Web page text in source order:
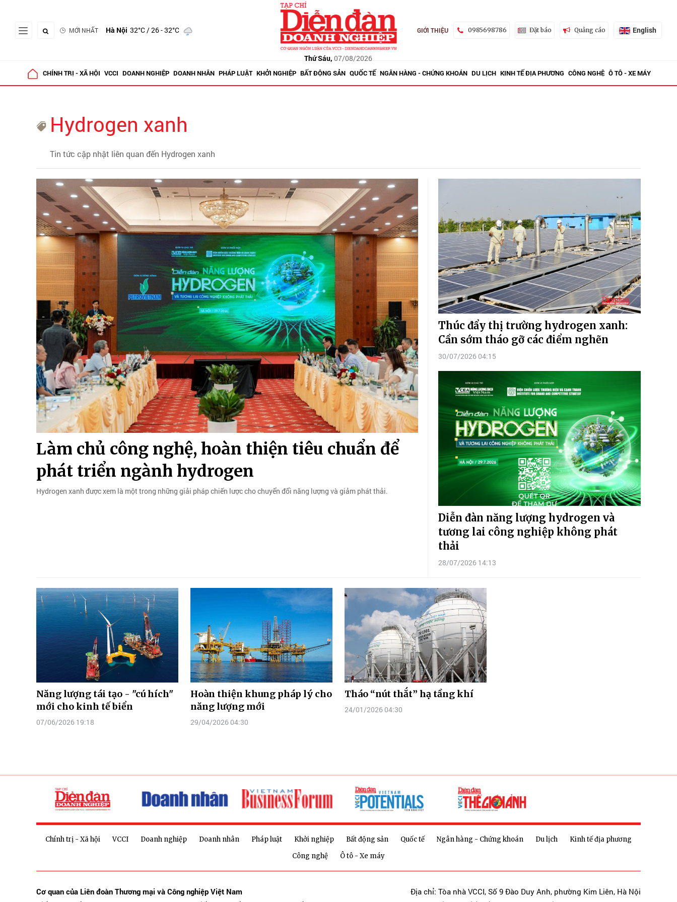
MỚI NHẤT Hà Nội 32°C/ 26 - 32°C
Thứ Sáu, 07/08/2026
GIỚI THIỆU 0985698786 Đặt báo Quảng cáo English
CHÍNH TRỊ - XÃ HỘI VCCI DOANH NGHIỆP DOANH NHÂN PHÁP LUẬT KHỞI NGHIỆP BẤT ĐỘNG SẢN QUỐC TẾ NGÂN HÀNG - CHỨNG KHOÁN DU LỊCH KINH TẾ ĐỊA PHƯƠNG CÔNG NGHỆ Ô TÔ - XE MÁY
Hydrogen xanh
Tin tức cập nhật liên quan đến Hydrogen xanh
Làm chủ công nghệ, hoàn thiện tiêu chuẩn để
phát triển ngành hydrogen
Hydrogen xanh được xem là một trong những giải pháp chiến lược cho chuyển đổi năng lượng và giảm phát thải.
Thúc đẩy thị trường hydrogen xanh:
Cần sớm tháo gỡ các điểm nghẽn
30/07/2026 04:15
Diễn đàn năng lượng hydrogen và
tương lai công nghiệp không phát
thải
28/07/2026 14:13
Năng lượng tái tạo - "cú hích"
mới cho kinh tế biển
07/06/2026 19:18
Hoàn thiện khung pháp lý cho
năng lượng mới
29/04/2026 04:30
Tháo “nút thắt” hạ tầng khí
24/01/2026 04:30
Chính trị - Xã hội VCCI Doanh nghiệp Doanh nhân Pháp luật Khởi nghiệp Bất động sản Quốc tế Ngân hàng - Chứng khoán Du lịch
Kinh tế địa phương
Công nghệ
Ô tô - Xe máy
Cơ quan của Liên đoàn Thương mại và Công nghiệp Việt Nam
Địa chỉ: Tòa nhà VCCI, Số 9 Đào Duy Anh, phường Kim Liên, Hà Nội